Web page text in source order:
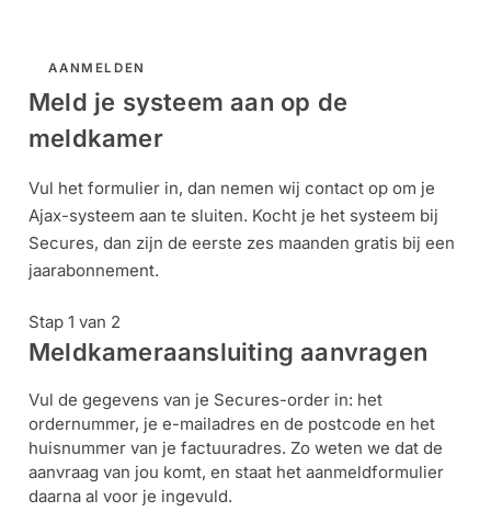
AANMELDEN
Meld je systeem aan op de
meldkamer
Vul het formulier in, dan nemen wij contact op om je
Ajax-systeem aan te sluiten. Kocht je het systeem bij
Secures, dan zijn de eerste zes maanden gratis bij een
jaarabonnement.
Stap 1 van 2
Meldkameraansluiting aanvragen
Vul de gegevens van je Secures-order in: het
ordernummer, je e-mailadres en de postcode en het
huisnummer van je factuuradres. Zo weten we dat de
aanvraag van jou komt, en staat het aanmeldformulier
daarna al voor je ingevuld.